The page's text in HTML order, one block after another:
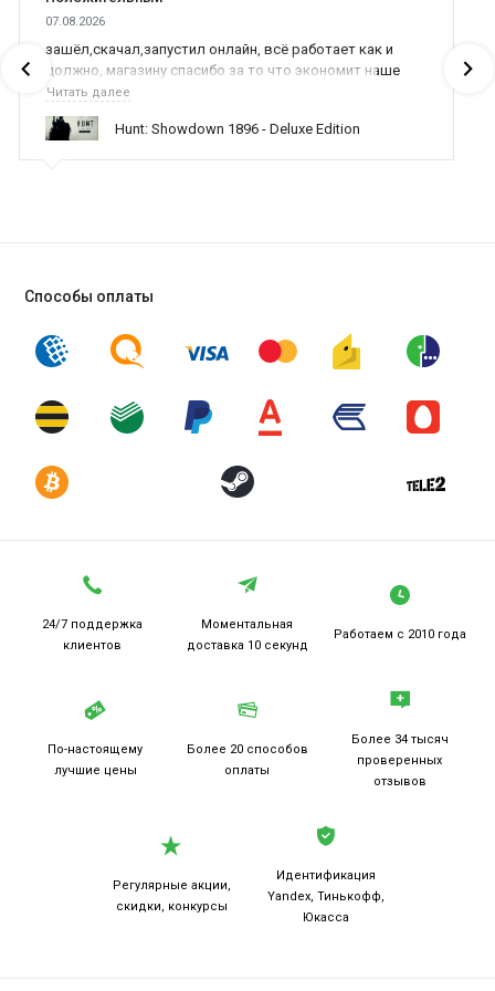
07.08.2026
зашёл,скачал,запустил онлайн, всё работает как и
должно, магазину спасибо за то что экономит наше
время,нервы и деньги, ребята вы красава оказываете
поддержку населению и походу из всех только вы и
оказываете помощь
Читать далее
Hunt: Showdown 1896 - Deluxe Edition
Способы оплаты
24/7 поддержка
клиентов
Моментальная
доставка 10 секунд
Работаем с 2010 года
По-настоящему
лучшие цены
Более 20 способов
оплаты
Более 34 тысяч
проверенных
отзывов
Регулярные акции,
скидки, конкурсы
Идентификация
Yandex, Тинькофф,
Юкасса